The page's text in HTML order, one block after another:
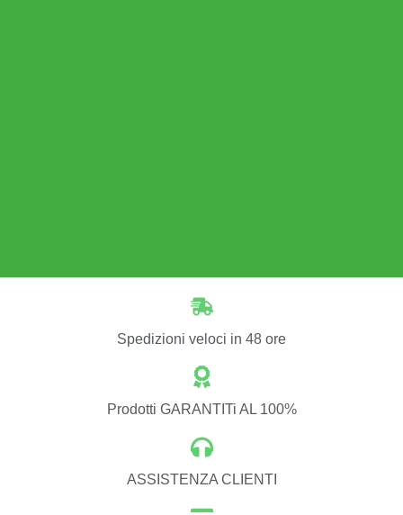
Spedizioni veloci in 48 ore
Prodotti GARANTITi AL 100%
ASSISTENZA CLIENTI